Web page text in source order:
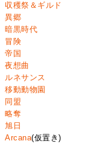
収穫祭＆ギルド
異郷
暗黒時代
冒険
帝国
夜想曲
ルネサンス
移動動物園
同盟
略奪
旭日
Arcana(仮置き)